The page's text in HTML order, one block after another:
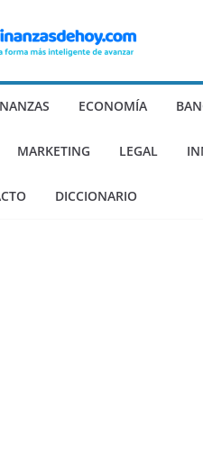
ECONOMÍA
MARKETING LEGAL
DICCIONARIO